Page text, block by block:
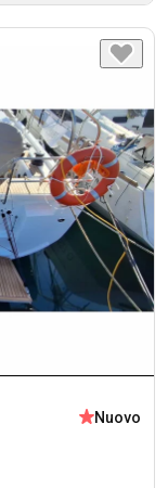
Nuovo